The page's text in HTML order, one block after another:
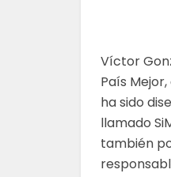
Víctor
País
ha sido
llamado
también